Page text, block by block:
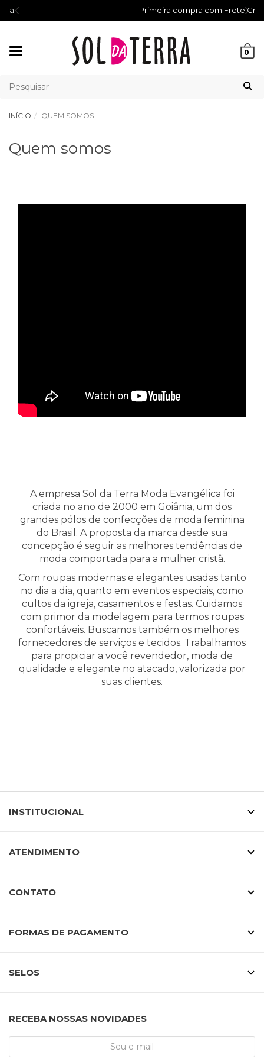
Primeira compra com Frete Grátis
0
INÍCIO QUEM SOMOS
Quem somos
A empresa Sol da Terra Moda Evangélica foi
criada no ano de 2000 em Goiânia, um dos
grandes pólos de confecções de moda feminina
do Brasil. A proposta da marca desde sua
concepção é seguir as melhores tendências de
moda comportada para a mulher cristã.
Com roupas modernas e elegantes usadas tanto
no dia a dia, quanto em eventos especiais, como
cultos da igreja, casamentos e festas. Cuidamos
com primor da modelagem para termos roupas
confortáveis. Buscamos também os melhores
fornecedores de serviços e tecidos. Trabalhamos
para propiciar a você revendedor, moda de
qualidade e elegante no atacado, valorizada por
suas clientes.
INSTITUCIONAL
ATENDIMENTO
CONTATO
FORMAS DE PAGAMENTO
SELOS
RECEBA NOSSAS NOVIDADES